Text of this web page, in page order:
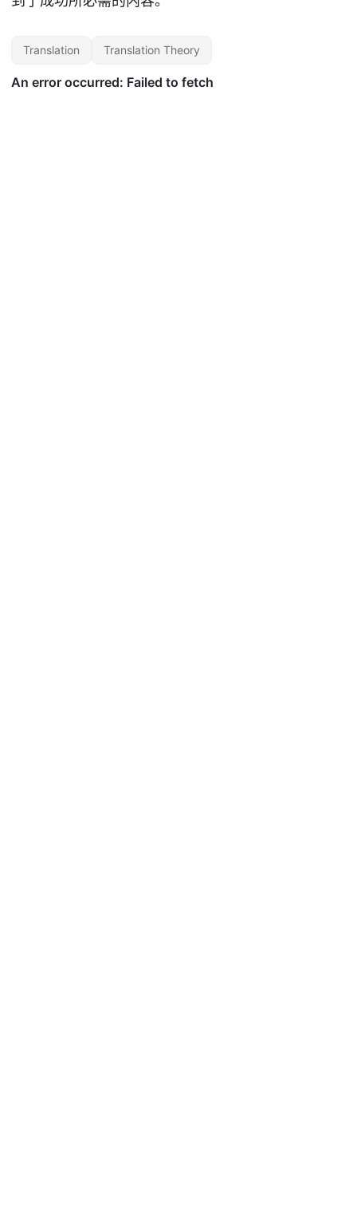
Translation Translation Theory